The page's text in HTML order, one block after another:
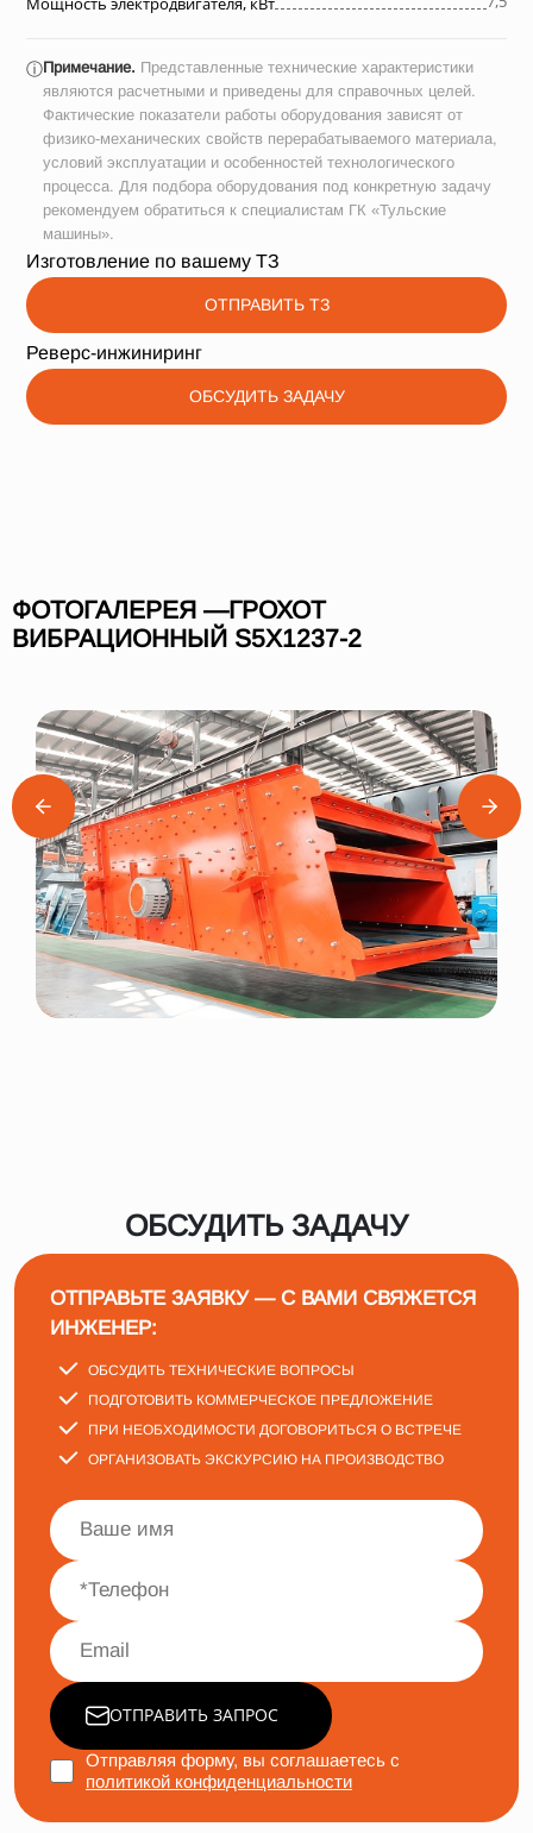
ⓘПримечание. Представленные технические характеристики
являются расчетными и приведены для справочных целей.
Фактические показатели работы оборудования зависят от
физико-механических свойств перерабатываемого материала,
условий эксплуатации и особенностей технологического
процесса. Для подбора оборудования под конкретную задачу
рекомендуем обратиться к специалистам ГК «Тульские
машины».
Изготовление по вашему ТЗ
ОТПРАВИТЬ ТЗ
Реверс-инжиниринг
ОБСУДИТЬ ЗАДАЧУ
ФОТОГАЛЕРЕЯ —ГРОХОТ
ВИБРАЦИОННЫЙ S5X1237-2
ОБСУДИТЬ ЗАДАЧУ
ОТПРАВЬТЕ ЗАЯВКУ — С ВАМИ СВЯЖЕТСЯ
ИНЖЕНЕР:
ОБСУДИТЬ ТЕХНИЧЕСКИЕ ВОПРОСЫ
ПОДГОТОВИТЬ КОММЕРЧЕСКОЕ ПРЕДЛОЖЕНИЕ
ПРИ НЕОБХОДИМОСТИ ДОГОВОРИТЬСЯ О ВСТРЕЧЕ
ОРГАНИЗОВАТЬ ЭКСКУРСИЮ НА ПРОИЗВОДСТВО
ОТПРАВИТЬ ЗАПРОС
Отправляя форму, вы соглашаетесь с
политикой конфиденциальности